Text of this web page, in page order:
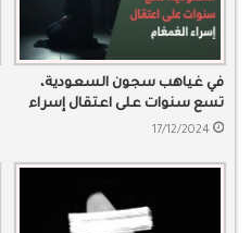
في غياهب سجون السعودية،
تسع سنوات على اعتقال إسراء
الغمغام
17/12/2024